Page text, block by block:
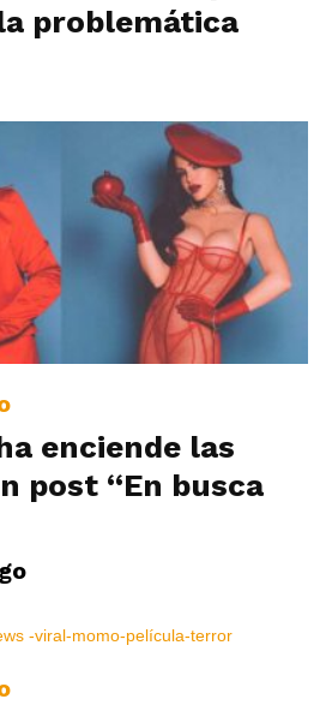
problemática
enciende las
post “En busca